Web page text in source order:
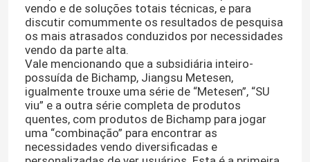
vendo e de soluções totais técnicas, e para
discutir comummente os resultados de pesquisa
os mais atrasados conduzidos por necessidades
vendo da parte alta.
Vale mencionando que a subsidiária inteiro-
possuída de Bichamp, Jiangsu Metesen,
igualmente trouxe uma série de “Metesen”, “SU
viu” e a outra série completa de produtos
quentes, com produtos de Bichamp para jogar
uma “combinação” para encontrar as
necessidades vendo diversificadas e